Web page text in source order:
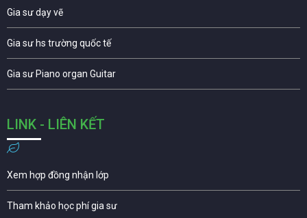
Gia sư dạy vẽ
Gia sư hs trường quốc tế
Gia sư Piano organ Guitar
LINK - LIÊN KẾT
Xem hợp đồng nhận lớp
Tham khảo học phí gia sư